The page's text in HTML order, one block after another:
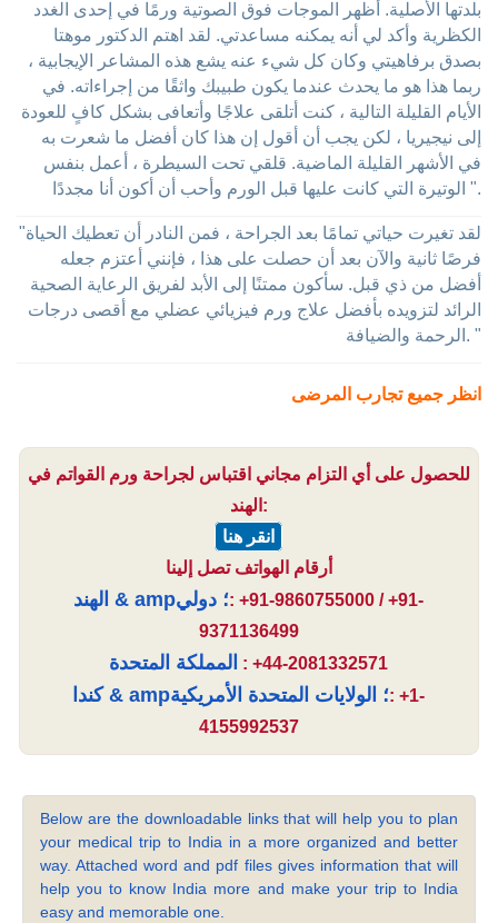
بلدتها الأصلية. أظهر الموجات فوق الصوتية ورمًا في إحدى الغدد
الكظرية وأكد لي أنه يمكنه مساعدتي. لقد اهتم الدكتور موهتا
بصدق برفاهيتي وكان كل شيء عنه يشع هذه المشاعر الإيجابية ،
ربما هذا هو ما يحدث عندما يكون طبيبك واثقًا من إجراءاته. في
الأيام القليلة التالية ، كنت أتلقى علاجًا وأتعافى بشكل كافٍ للعودة
إلى نيجيريا ، لكن يجب أن أقول إن هذا كان أفضل ما شعرت به
في الأشهر القليلة الماضية. قلقي تحت السيطرة ، أعمل بنفس
الوتيرة التي كانت عليها قبل الورم وأحب أن أكون أنا مجددًا ".
"لقد تغيرت حياتي تمامًا بعد الجراحة ، فمن النادر أن تعطيك الحياة
فرصًا ثانية والآن بعد أن حصلت على هذا ، فإنني أعتزم جعله
أفضل من ذي قبل. سأكون ممتنًا إلى الأبد لفريق الرعاية الصحية
الرائد لتزويده بأفضل علاج ورم فيزيائي عضلي مع أقصى درجات
الرحمة والضيافة. "
انظر جميع تجارب المرضى
للحصول على أي التزام مجاني اقتباس لجراحة ورم القواتم في
الهند:
انقر هنا
أرقام الهواتف تصل إلينا
الهند & amp؛ دولي: +91-9860755000 / +91-
9371136499
المملكة المتحدة : +44-2081332571
كندا & amp؛ الولايات المتحدة الأمريكية: +1-
4155992537
Below are the downloadable links that will help you to plan
your medical trip to India in a more organized and better
way. Attached word and pdf files gives information that will
help you to know India more and make your trip to India
easy and memorable one.